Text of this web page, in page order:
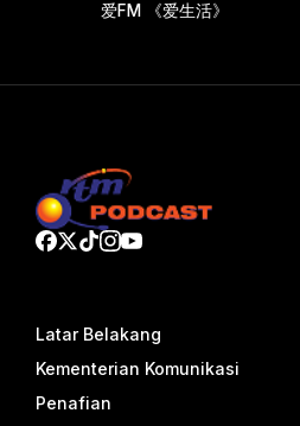
爱FM 《爱生活》
Latar Belakang
Kementerian Komunikasi
Penafian